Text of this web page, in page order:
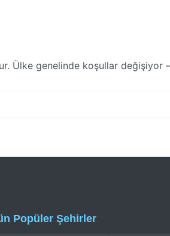
Ülke genelinde koşullar değişiyor
Popüler Şehirler